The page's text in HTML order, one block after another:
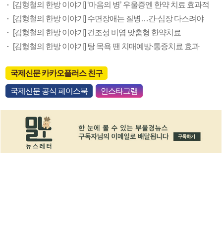
[김형철의 한방 이야기] ‘마음의 병’ 우울증엔 한약 치료 효과적
[김형철의 한방 이야기] 수면장애는 질병…간·심장 다스려야
[김형철의 한방 이야기] 건조성 비염 맞춤형 한약치료
[김형철의 한방 이야기] 탕 목욕 땐 치매예방·통증치료 효과
국제신문 카카오플러스 친구
국제신문 공식 페이스북 인스타그램